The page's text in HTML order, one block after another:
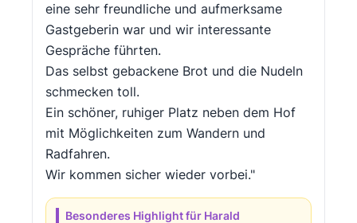
eine sehr freundliche und aufmerksame
Gastgeberin war und wir interessante
Gespräche führten.
Das selbst gebackene Brot und die Nudeln
schmecken toll.
Ein schöner, ruhiger Platz neben dem Hof
mit Möglichkeiten zum Wandern und
Radfahren.
Wir kommen sicher wieder vorbei."
Besonderes Highlight für Harald